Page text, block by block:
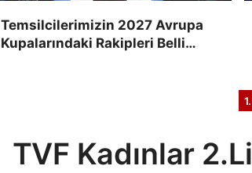
Temsilcilerimizin 2027 Avrupa
Kupalarındaki Rakipleri Belli
TVF Kadınlar